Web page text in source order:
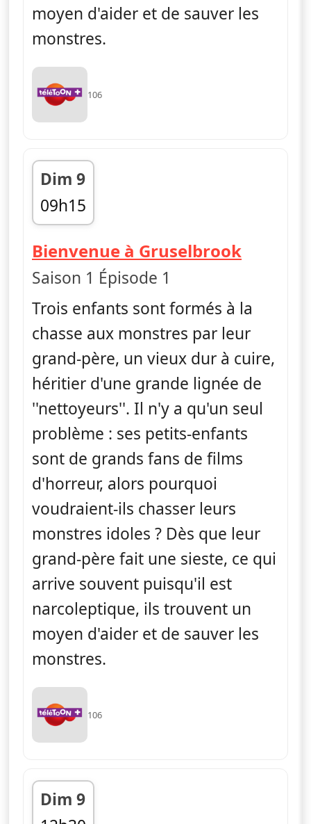
moyen d'aider et de sauver les
monstres.
106
Dim 9
09h15
fin 09h30
Bienvenue à Gruselbrook—
Saison 1 Épisode 1
Trois enfants sont formés à la
chasse aux monstres par leur
grand-père, un vieux dur à cuire,
héritier d'une grande lignée de
''nettoyeurs''. Il n'y a qu'un seul
problème : ses petits-enfants
sont de grands fans de films
d'horreur, alors pourquoi
voudraient-ils chasser leurs
monstres idoles ? Dès que leur
grand-père fait une sieste, ce qui
arrive souvent puisqu'il est
narcoleptique, ils trouvent un
moyen d'aider et de sauver les
monstres.
106
Dim 9